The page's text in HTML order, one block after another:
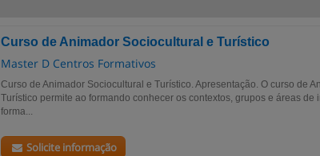
Curso de Animador Sociocultural e Turístico
Master D Centros Formativos
Curso de Animador Sociocultural e Turístico. Apresentação. O curso de
Turístico permite ao formando conhecer os contextos, grupos e áreas de
forma...
Solicite informação